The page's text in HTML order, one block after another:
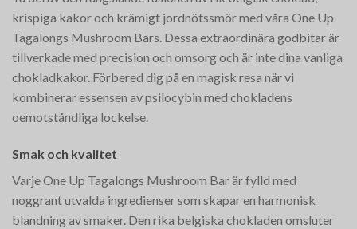
krispiga kakor och krämigt jordnötssmör med våra One Up
Tagalongs Mushroom Bars. Dessa extraordinära godbitar är
tillverkade med precision och omsorg och är inte dina vanliga
chokladkakor. Förbered dig på en magisk resa när vi
kombinerar essensen av psilocybin med chokladens
oemotståndliga lockelse.
Smak och kvalitet
Varje One Up Tagalongs Mushroom Bar är fylld med
noggrant utvalda ingredienser som skapar en harmonisk
blandning av smaker. Den rika belgiska chokladen omsluter